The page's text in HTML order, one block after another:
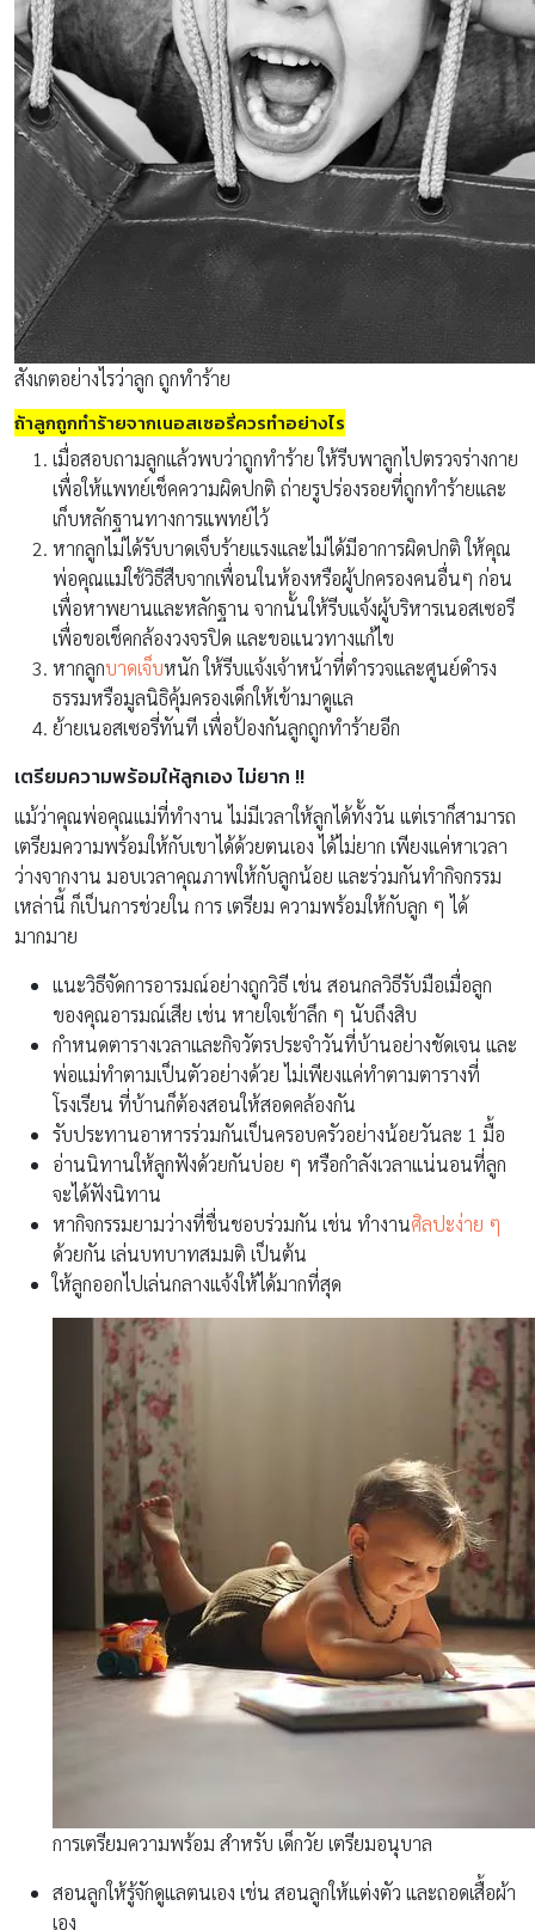
สังเกตอย่างไรว่าลูก ถูกทำร้าย
ถ้าลูกถูกทำร้ายจากเนอสเซอรี่ควรทำอย่างไร
เมื่อสอบถามลูกแล้วพบว่าถูกทำร้าย ให้รีบพาลูกไปตรวจร่างกาย
เพื่อให้แพทย์เช็คความผิดปกติ ถ่ายรูปร่องรอยที่ถูกทำร้ายและ
เก็บหลักฐานทางการแพทย์ไว้
หากลูกไม่ได้รับบาดเจ็บร้ายแรงและไม่ได้มีอาการผิดปกติ ให้คุณ
พ่อคุณแม่ใช้วิธีสืบจากเพื่อนในห้องหรือผู้ปกครองคนอื่นๆ ก่อน
เพื่อหาพยานและหลักฐาน จากนั้นให้รีบแจ้งผู้บริหารเนอสเซอรี
เพื่อขอเช็คกล้องวงจรปิด และขอแนวทางแก้ไข
หากลูกบาดเจ็บหนัก ให้รีบแจ้งเจ้าหน้าที่ตำรวจและศูนย์ดำรง
ธรรมหรือมูลนิธิคุ้มครองเด็กให้เข้ามาดูแล
ย้ายเนอสเซอรี่ทันที เพื่อป้องกันลูกถูกทำร้ายอีก
เตรียมความพร้อมให้ลูกเอง ไม่ยาก !!
แม้ว่าคุณพ่อคุณแม่ที่ทำงาน ไม่มีเวลาให้ลูกได้ทั้งวัน แต่เราก็สามารถ
เตรียมความพร้อมให้กับเขาได้ด้วยตนเอง ได้ไม่ยาก เพียงแค่หาเวลา
ว่างจากงาน มอบเวลาคุณภาพให้กับลูกน้อย และร่วมกันทำกิจกรรม
เหล่านี้ ก็เป็นการช่วยใน การ เตรียม ความพร้อมให้กับลูก ๆ ได้
มากมาย
แนะวิธีจัดการอารมณ์อย่างถูกวิธี เช่น สอนกลวิธีรับมือเมื่อลูก
ของคุณอารมณ์เสีย เช่น หายใจเข้าลึก ๆ นับถึงสิบ
กำหนดตารางเวลาและกิจวัตรประจำวันที่บ้านอย่างชัดเจน และ
พ่อแม่ทำตามเป็นตัวอย่างด้วย ไม่เพียงแค่ทำตามตารางที่
โรงเรียน ที่บ้านก็ต้องสอนให้สอดคล้องกัน
รับประทานอาหารร่วมกันเป็นครอบครัวอย่างน้อยวันละ 1 มื้อ
อ่านนิทานให้ลูกฟังด้วยกันบ่อย ๆ หรือกำลังเวลาแน่นอนที่ลูก
จะได้ฟังนิทาน
หากิจกรรมยามว่างที่ชื่นชอบร่วมกัน เช่น ทำงานศิลปะง่าย ๆ
ด้วยกัน เล่นบทบาทสมมติ เป็นต้น
ให้ลูกออกไปเล่นกลางแจ้งให้ได้มากที่สุด
การเตรียมความพร้อม สำหรับ เด็กวัย เตรียมอนุบาล
สอนลูกให้รู้จักดูแลตนเอง เช่น สอนลูกให้แต่งตัว และถอดเสื้อผ้า
เอง